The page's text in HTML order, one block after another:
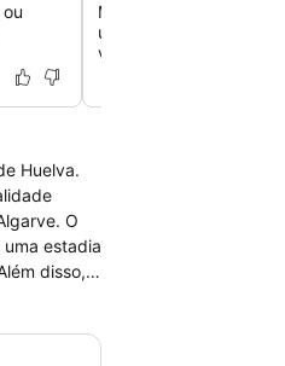
Mantenha as crianças
um programa
vivo para todas as
Huelva.
O
estadia
disso, o